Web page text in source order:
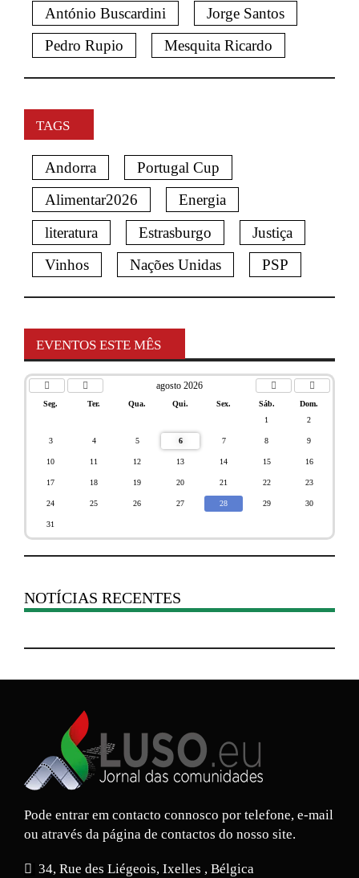
António Buscardini
Jorge Santos
Pedro Rupio
Mesquita Ricardo
TAGS
Andorra
Portugal Cup
Alimentar2026
Energia
literatura
Estrasburgo
Justiça
Vinhos
Nações Unidas PSP
EVENTOS ESTE MÊS
agosto 2026
Seg. Ter. Qua. Qui. Sex. Sáb.
Dom.
1
2
3 4 5 6 7 8 9
10 11 12 13 14 15 16
17 18 19 20 21 22 23
24 25 26 27 28 29 30
31
NOTÍCIAS RECENTES
Pode entrar em contacto connosco por telefone, e-mail
ou através da página de contactos do nosso site.
34, Rue des Liégeois, Ixelles , Bélgica